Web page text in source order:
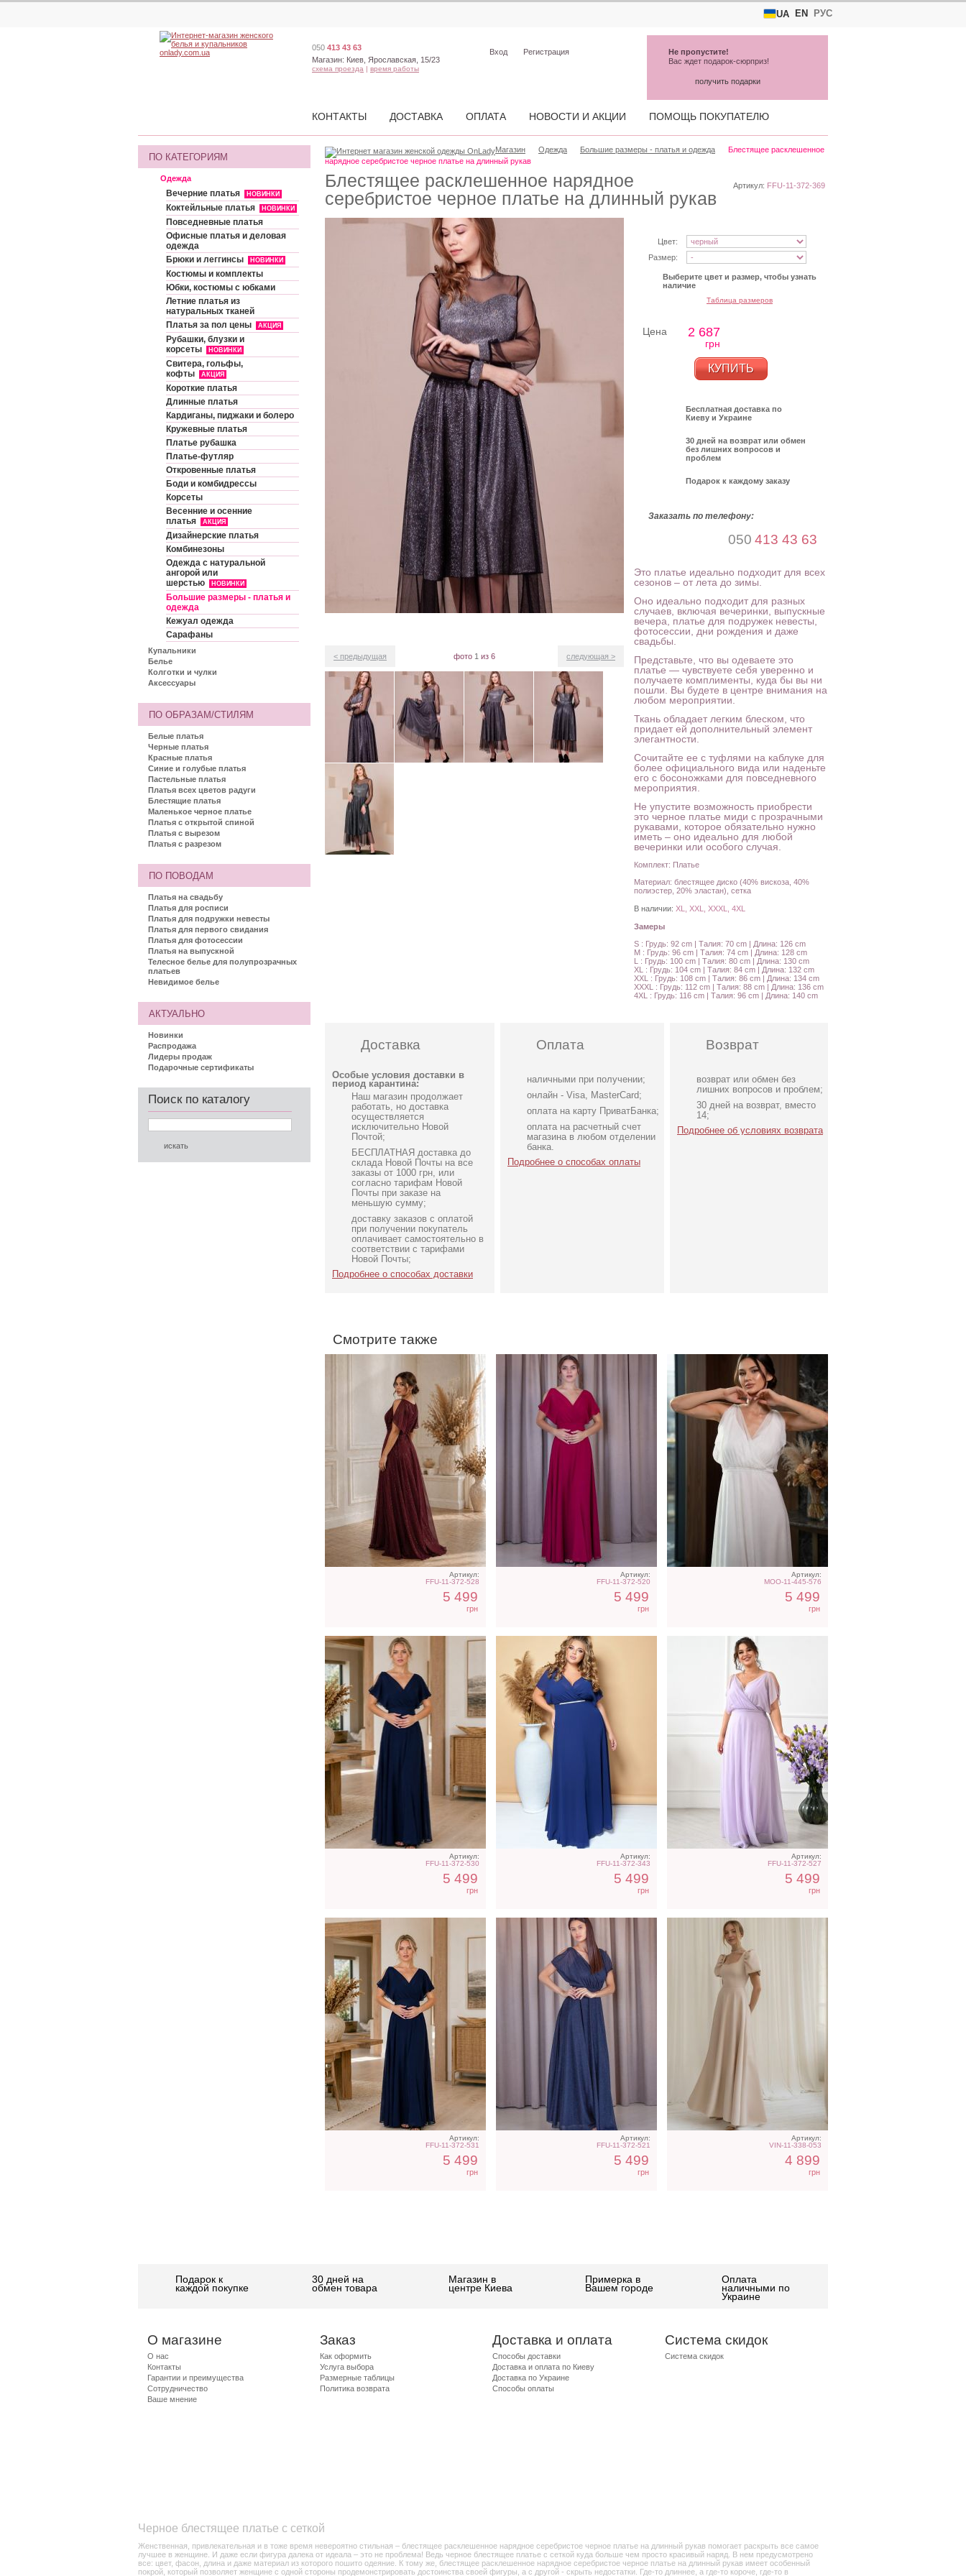
UA EN РУС
Черное блестящее платье с сеткой
Женственная, привлекательная и в тоже время невероятно стильная – блестящее расклешенное нарядное серебристое черное платье на длинный рукав помогает раскрыть все самое
лучшее в женщине. И даже если фигура далека от идеала – это не проблема! Ведь черное блестящее платье с сеткой куда больше чем просто красивый наряд. В нем предусмотрено
все: цвет, фасон, длина и даже материал из которого пошито одеяние. К тому же, блестящее расклешенное нарядное серебристое черное платье на длинный рукав имеет особенный
покрой, который позволяет женщине с одной стороны продемонстрировать достоинства своей фигуры, а с другой - скрыть недостатки. Где-то длиннее, а где-то короче, где-то в
Блестящее расклешенное нарядное
серебристое черное платье на длинный рукав
Артикул: FFU-11-372-369
Цвет:
Размер:
Выберите цвет и размер, чтобы узнать
наличие
Таблица размеров
Цена 2 687
грн
КУПИТЬ
Бесплатная доставка по
Киеву и Украине
30 дней на возврат или обмен
без лишних вопросов и
проблем
Подарок к каждому заказу
Заказать по телефону:
050 413 43 63
Это платье идеально подходит для всех
сезонов – от лета до зимы.
Оно идеально подходит для разных
случаев, включая вечеринки, выпускные
вечера, платье для подружек невесты,
фотосессии, дни рождения и даже
свадьбы.
Представьте, что вы одеваете это
платье — чувствуете себя уверенно и
получаете комплименты, куда бы вы ни
пошли. Вы будете в центре внимания на
любом мероприятии.
Ткань обладает легким блеском, что
придает ей дополнительный элемент
элегантности.
Сочитайте ее с туфлями на каблуке для
более официального вида или наденьте
его с босоножками для повседневного
мероприятия.
Не упустите возможность приобрести
это черное платье миди с прозрачными
рукавами, которое обязательно нужно
иметь – оно идеально для любой
вечеринки или особого случая.
Комплект: Платье
Материал: блестящее диско (40% вискоза, 40%
полиэстер, 20% эластан), сетка
В наличии: XL, XXL, XXXL, 4XL
Замеры
S : Грудь: 92 cm | Талия: 70 cm | Длина: 126 cm
M : Грудь: 96 cm | Талия: 74 cm | Длина: 128 cm
L : Грудь: 100 cm | Талия: 80 cm | Длина: 130 cm
XL : Грудь: 104 cm | Талия: 84 cm | Длина: 132 cm
XXL : Грудь: 108 cm | Талия: 86 cm | Длина: 134 cm
XXXL : Грудь: 112 cm | Талия: 88 cm | Длина: 136 cm
4XL : Грудь: 116 cm | Талия: 96 cm | Длина: 140 cm
< предыдущая фото 1 из 6 следующая >
Доставка
Особые условия доставки в
период карантина:
Наш магазин продолжает
работать, но доставка
осуществляется
исключительно Новой
Почтой;
БЕСПЛАТНАЯ доставка до
склада Новой Почты на все
заказы от 1000 грн, или
согласно тарифам Новой
Почты при заказе на
меньшую сумму;
доставку заказов с оплатой
при получении покупатель
оплачивает самостоятельно в
соответствии с тарифами
Новой Почты;
Подробнее о способах доставки
Оплата
наличными при получении;
онлайн - Visa, MasterCard;
оплата на карту ПриватБанка;
оплата на расчетный счет
магазина в любом отделении
банка.
Подробнее о способах оплаты
Возврат
возврат или обмен без
лишних вопросов и проблем;
30 дней на возврат, вместо
14;
Подробнее об условиях возврата
Смотрите также
Вечернее бордовое
платье в пол на короткий
рукав
Артикул:
FFU-11-372-528
5 499
грн
Артикул:
FFU-11-372-520
5 499
грн
Артикул:
MOO-11-445-576
5 499
грн
Вечернее шифоновое
синее платье в пол на
короткий рукав
Артикул:
FFU-11-372-530
5 499
грн
Вечернее синее платье в
пол на короткий рукав
Артикул:
FFU-11-372-343
5 499
грн
Вечернее лавандовое
Артикул:
FFU-11-372-527
5 499
грн
Вечернее синее платье в
пол короткий рукав
Артикул:
FFU-11-372-531
5 499
грн
Вечернее блестящее
синее платье на короткий
Артикул:
FFU-11-372-521
5 499
грн
Светлое бежевое платье
на короткий рукав
Артикул:
VIN-11-338-053
4 899
грн
Магазин Одежда Большие размеры - платья и одежда
Блестящее расклешенное
нарядное серебристое черное платье на длинный рукав
ПО КАТЕГОРИЯМ
Одежда
Вечерние платья НОВИНКИ
Коктейльные платья НОВИНКИ
Повседневные платья
Офисные платья и деловая
одежда
Брюки и леггинсы
НОВИНКИ
Костюмы и комплекты
Юбки, костюмы с юбками
Летние платья из
натуральных тканей
Платья за пол цены
АКЦИЯ
Рубашки, блузки и
корсеты
НОВИНКИ
Свитера, гольфы,
кофты
АКЦИЯ
Короткие платья
Длинные платья
Кардиганы, пиджаки и болеро
Кружевные платья
Платье рубашка
Платье-футляр
Откровенные платья
Боди и комбидрессы
Корсеты
Весенние и осенние
платья
АКЦИЯ
Дизайнерские платья
Комбинезоны
Одежда с натуральной
ангорой или
шерстью
НОВИНКИ
Большие размеры - платья и
одежда
Кежуал одежда
Сарафаны
Купальники
Белье
Колготки и чулки
Аксессуары
ПО ОБРАЗАМ/СТИЛЯМ
Белые платья
Черные платья
Красные платья
Синие и голубые платья
Пастельные платья
Платья всех цветов радуги
Блестящие платья
Маленькое черное платье
Платья с открытой спиной
Платья с вырезом
Платья с разрезом
ПО ПОВОДАМ
Платья на свадьбу
Платья для росписи
Платья для подружки невесты
Платья для первого свидания
Платья для фотосессии
Платья на выпускной
Телесное белье для полупрозрачных
платьев
Невидимое белье
АКТУАЛЬНО
Новинки
Распродажа
Лидеры продаж
Подарочные сертификаты
Поиск по каталогу
050 413 43 63
Магазин: Киев, Ярославская, 15/23
схема проезда | время работы
Вход Регистрация
КОНТАКТЫ ДОСТАВКА ОПЛАТА НОВОСТИ И АКЦИИ ПОМОЩЬ ПОКУПАТЕЛЮ
Не пропустите!
Вас ждет подарок-сюрприз!
получить подарки
Подарок к
каждой покупке
30 дней на
обмен товара
Магазин в
центре Киева
Примерка в
Вашем городе
Оплата
наличными по
Украине
О магазине
О нас
Контакты
Гарантии и преимущества
Сотрудничество
Ваше мнение
Заказ
Как оформить
Услуга выбора
Размерные таблицы
Политика возврата
Доставка и оплата
Способы доставки
Доставка и оплата по Киеву
Доставка по Украине
Способы оплаты
Система скидок
Система скидок